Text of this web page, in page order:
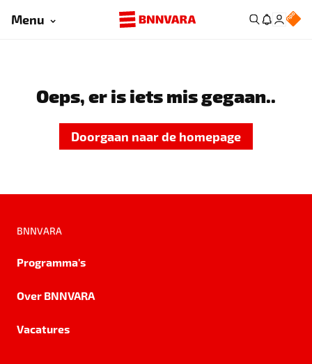
Menu
Oeps, er is iets mis gegaan..
Doorgaan naar de homepage
BNNVARA
Programma's
Over BNNVARA
Vacatures